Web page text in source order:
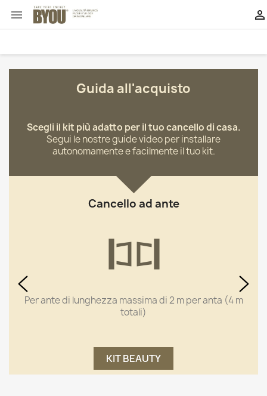
 
Guida all'acquisto
Scegli il kit più adatto per il tuo cancello di casa.
Segui le nostre guide video per installare
autonomamente e facilmente il tuo kit.
Cancello ad ante
Per ante di lunghezza massima di 2 m per anta (4 m
totali)
KIT BEAUTY